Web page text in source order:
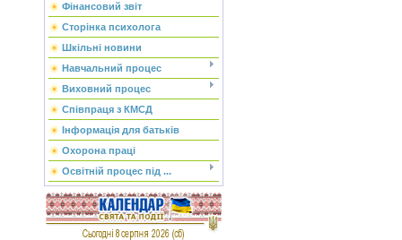
Фінансовий звіт
Сторінка психолога
Шкільні новини
Навчальний процес
Виховний процес
Співпраця з КМСД
Інформація для батьків
Охорона праці
Освітній процес під ...